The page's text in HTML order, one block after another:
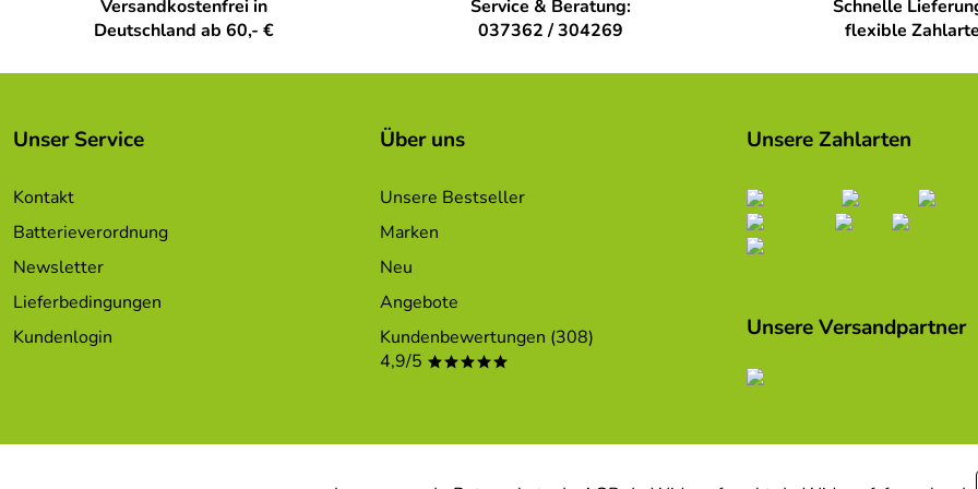
Versandkostenfrei in
Deutschland ab 60,- €
Service & Beratung:
037362 / 304269
Schnelle
flexible
Unser Service
Kontakt
Batterieverordnung
Newsletter
Lieferbedingungen
Kundenlogin
Über uns
Unsere Bestseller
Marken
Neu
Angebote
Kundenbewertungen (308)
4,9/5 *****
Unsere Zahlarten
Unsere Versandpartner